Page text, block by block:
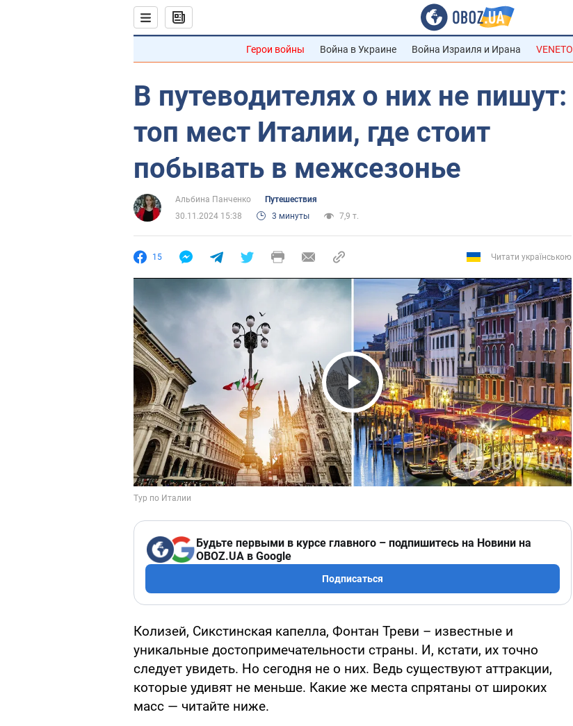
Герои войны Война в Украине Война Израиля и Ирана VENETO
В путеводителях о них не пишут:
топ мест Италии, где стоит
побывать в межсезонье
Альбина Панченко
Путешествия
30.11.2024 15:38
3 минуты 7,9 т.
15 Читати українською
Play Video
Будьте первыми в курсе главного – подпишитесь на Новини на
OBOZ.UA в Google
Подписаться
Колизей, Сикстинская капелла, Фонтан Треви – известные и
уникальные достопримечательности страны. И, кстати, их точно
следует увидеть. Но сегодня не о них. Ведь существуют аттракции,
которые удивят не меньше. Какие же места спрятаны от широких
масс — читайте ниже.